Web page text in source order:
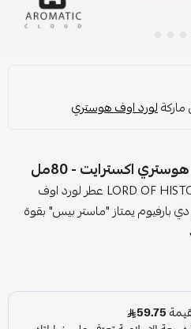
لورد اوف هوستري
اكسترايت - 80مل
LORD OF HISTORY MASTER PIECE PERFUME عطر لورد اوف
بارفيوم يمتاز "ماستر بيس" بقوة